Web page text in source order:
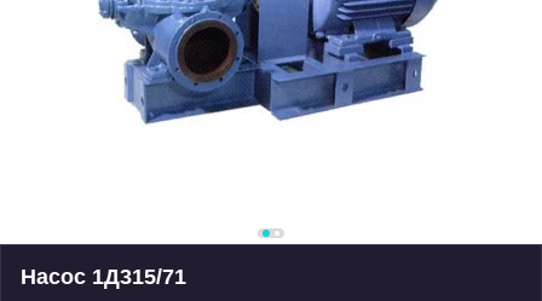
Насос 1Д315/71